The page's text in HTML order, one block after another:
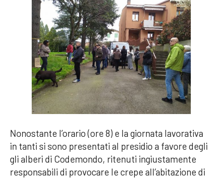
Nonostante l’orario (ore 8) e la giornata lavorativa
in tanti si sono presentati al presidio a favore degli
gli alberi di Codemondo, ritenuti ingiustamente
responsabili di provocare le crepe all’abitazione di